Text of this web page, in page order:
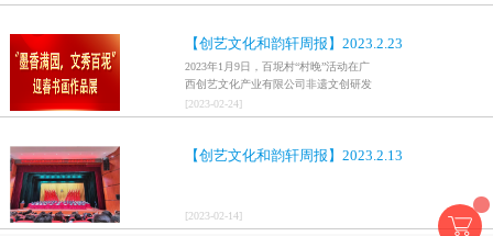
【创艺文化和韵轩周报】2023.2.23
2023年1月9日，百坭村“村晚”活动在广
西创艺文化产业有限公司非遗文创研发
基地、百色市乐业县百坭壮族织布技艺
传承创意基地正式开启，活动紧扣“启航
村特色设计舞美，突出乡村文艺新体
[2023-02-24]
【创艺文化和韵轩周报】2023.2.13
[2023-02-14]